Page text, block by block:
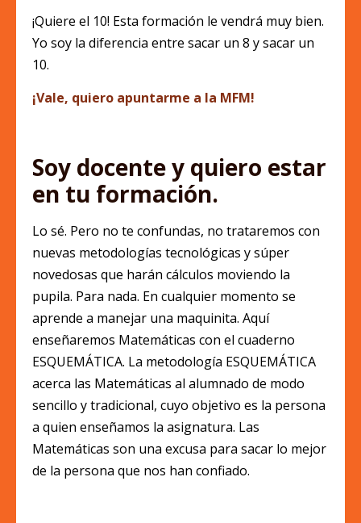
¡Quiere el 10! Esta formación le vendrá muy bien.
Yo soy la diferencia entre sacar un 8 y sacar un
10.
¡Vale, quiero apuntarme a la MFM!
Soy docente y quiero estar
en tu formación.
Lo sé. Pero no te confundas, no trataremos con
nuevas metodologías tecnológicas y súper
novedosas que harán cálculos moviendo la
pupila. Para nada. En cualquier momento se
aprende a manejar una maquinita. Aquí
enseñaremos Matemáticas con el cuaderno
ESQUEMÁTICA. La metodología ESQUEMÁTICA
acerca las Matemáticas al alumnado de modo
sencillo y tradicional, cuyo objetivo es la persona
a quien enseñamos la asignatura. Las
Matemáticas son una excusa para sacar lo mejor
de la persona que nos han confiado.